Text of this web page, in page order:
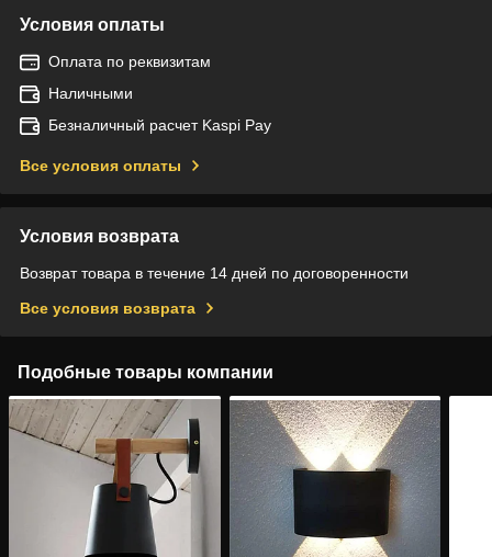
Условия оплаты
Оплата по реквизитам
Наличными
Безналичный расчет Kaspi Pay
Все условия оплаты
Условия возврата
Возврат товара в течение 14 дней по договоренности
Все условия возврата
Подобные товары компании